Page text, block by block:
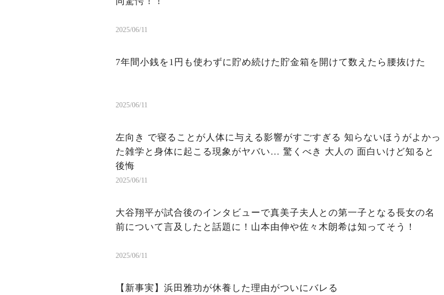
2025/06/11
7年間小銭を1円も使わずに貯め続けた貯金箱を開けて数えたら腰抜けた
2025/06/11
左向き で寝ることが人体に与える影響がすごすぎる 知らないほうがよかっ
た雑学と身体に起こる現象がヤバい… 驚くべき 大人の 面白いけど知ると
後悔
2025/06/11
大谷翔平が試合後のインタビューで真美子夫人との第一子となる長女の名
前について言及したと話題に！山本由伸や佐々木朗希は知ってそう！
2025/06/11
【新事実】浜田雅功が休養した理由がついにバレる